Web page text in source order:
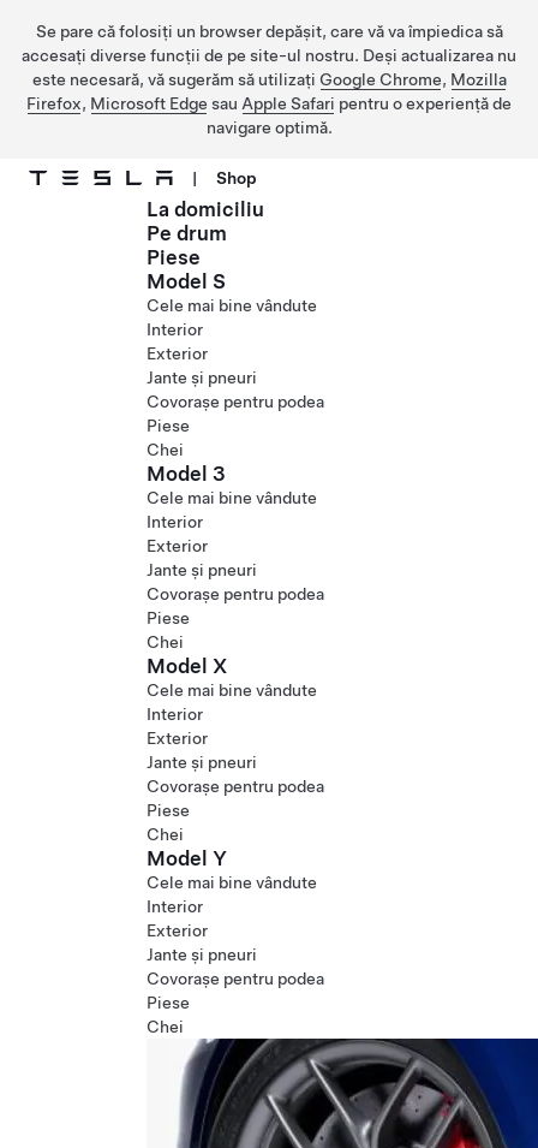
Se pare că folosiți un browser depășit, care vă va împiedica să
accesați diverse funcții de pe site-ul nostru. Deși actualizarea nu
este necesară, vă sugerăm să utilizați Google Chrome, Mozilla
Firefox, Microsoft Edge sau Apple Safari pentru o experiență de
navigare optimă.
Treceți la conținutul principal
| Shop
La domiciliu
Pe drum
Piese
Model S
Cele mai bine vândute
Interior
Exterior
Jante și pneuri
Covorașe pentru podea
Piese
Chei
Model 3
Cele mai bine vândute
Interior
Exterior
Jante și pneuri
Covorașe pentru podea
Piese
Chei
Model X
Cele mai bine vândute
Interior
Exterior
Jante și pneuri
Covorașe pentru podea
Piese
Chei
Model Y
Cele mai bine vândute
Interior
Exterior
Jante și pneuri
Covorașe pentru podea
Piese
Chei